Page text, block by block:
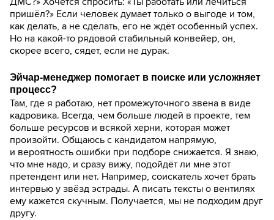
пришёл?» Если человек думает только о выгоде и том,
как делать, а не сделать, его не ждёт особенный успех.
Но на какой-то рядовой стабильный конвейер, он,
скорее всего, сядет, если не дурак.
Эйчар-менеджер помогает в поиске или усложняет
процесс?
Там, где я работаю, нет промежуточного звена в виде
кадровика. Всегда, чем больше людей в проекте, тем
больше ресурсов и всякой херни, которая может
произойти. Общаюсь с кандидатом напрямую,
и вероятность ошибки при подборе снижается. Я знаю,
что мне надо, и сразу вижу, подойдёт ли мне этот
претендент или нет. Например, соискатель хочет брать
интервью у звёзд эстрады. А писать тексты о вентилях
ему кажется скучным. Получается, мы не подходим друг
другу.